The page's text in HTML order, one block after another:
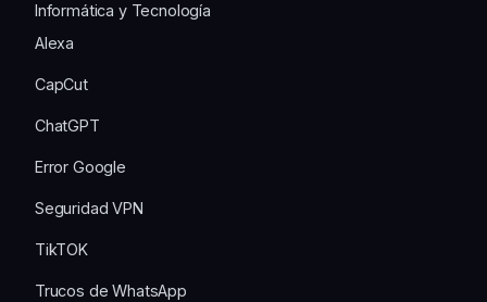
Informática y Tecnología
Alexa
CapCut
ChatGPT
Error Google
Seguridad VPN
TikTOK
Trucos de WhatsApp